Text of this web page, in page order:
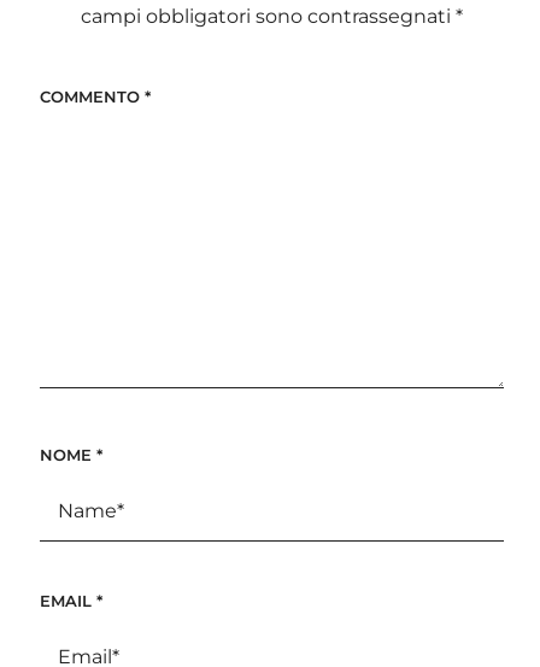
campi obbligatori sono contrassegnati *
COMMENTO *
NOME *
EMAIL *